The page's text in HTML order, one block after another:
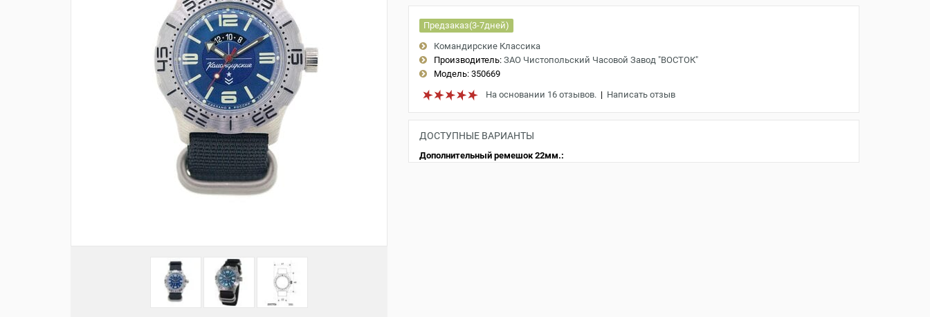
Предзаказ(3-7дней)
Командирские Классика
Производитель: ЗАО Чистопольский Часовой Завод "ВОСТОК"
Модель:350669
На основании 16 отзывов.| Написать отзыв
ДОСТУПНЫЕ ВАРИАНТЫ
Дополнительный ремешок 22мм.: